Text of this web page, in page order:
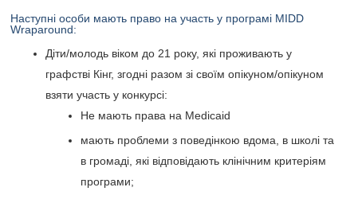
Наступні особи мають право на участь у програмі MIDD
Wraparound:
Діти/молодь віком до 21 року, які проживають у
графстві Кінг, згодні разом зі своїм опікуном/опікуном
взяти участь у конкурсі:
Не мають права на Medicaid
мають проблеми з поведінкою вдома, в школі та
в громаді, які відповідають клінічним критеріям
програми;